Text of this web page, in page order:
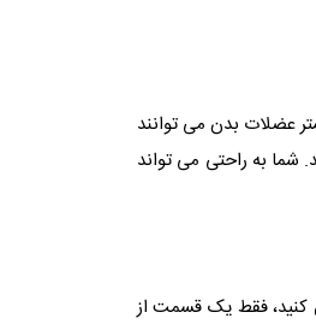
عضلات بدن می توانند
شما به راحتی می تواند
کنید، فقط یک قسمت از